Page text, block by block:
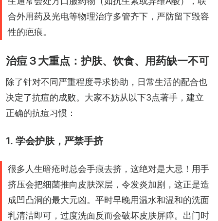
合外用药及光电等物理治疗多管齐下，严防留下毁容
性的疤痕。
治痘３大重点：护肤、饮食、用药缺一不可
除了针对不同严重程度寻求协助，日常生活的配合也
决定了抗痘的成败。大家不妨从以下3点著手，建立
正确的抗痘习惯：
1. 学会护肤，严禁手挤
很多人生暗疮时总会手痕去挤，这绝对是大忌！用手
挤压会把细菌推向皮肤深层，令发炎加剧，这正是造
成凹凸洞的最大元凶。平时早晚用温水和温和的洗面
乳清洁即可，过度洗面反而会破坏皮肤屏障。出门时